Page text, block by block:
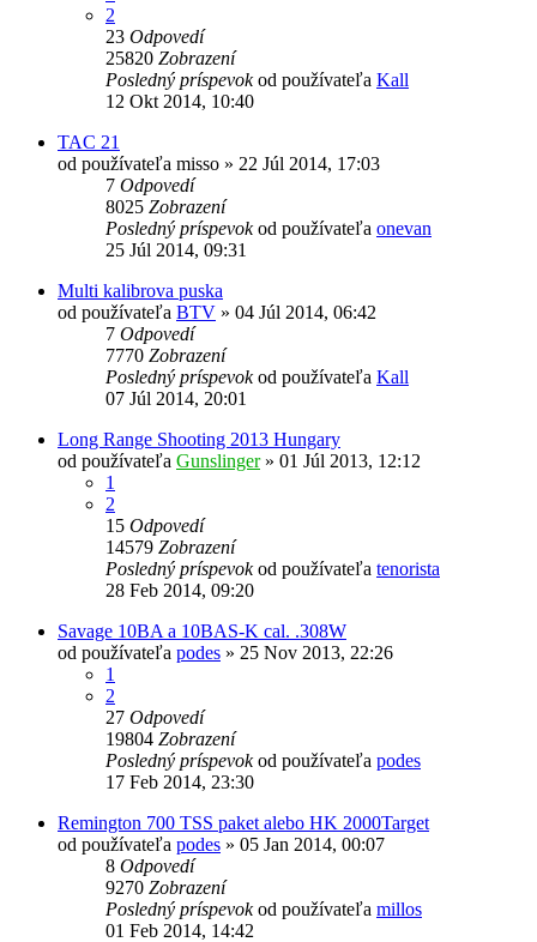
2
23 Odpovedí
25820 Zobrazení
Posledný príspevokod používateľa Kall
12 Okt 2014, 10:40
TAC 21
od používateľa misso » 22 Júl 2014, 17:03
7 Odpovedí
8025 Zobrazení
Posledný príspevokod používateľa onevan
25 Júl 2014, 09:31
Multi kalibrova puska
od používateľa BTV » 04 Júl 2014, 06:42
7 Odpovedí
7770 Zobrazení
Posledný príspevokod používateľa Kall
07 Júl 2014, 20:01
Long Range Shooting 2013 Hungary
od používateľa Gunslinger» 01 Júl 2013, 12:12
1
2
15 Odpovedí
14579 Zobrazení
Posledný príspevokod používateľa tenorista
28 Feb 2014, 09:20
Savage 10BA a 10BAS-K cal. .308W
od používateľa podes » 25 Nov 2013, 22:26
1
2
27 Odpovedí
19804 Zobrazení
Posledný príspevokod používateľa podes
17 Feb 2014, 23:30
Remington 700 TSS paket alebo HK 2000Target
od používateľa podes » 05 Jan 2014, 00:07
8 Odpovedí
9270 Zobrazení
Posledný príspevokod používateľa millos
01 Feb 2014, 14:42